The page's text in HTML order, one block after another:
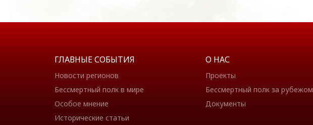
ГЛАВНЫЕ СОБЫТИЯ
Новости регионов
Бессмертный полк в мире
Особое мнение
Исторические статьи
О НАС
Проекты
Бессмертный полк за рубежом
Документы